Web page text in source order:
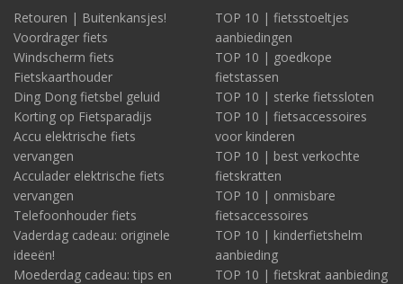
Retouren | Buitenkansjes!
Voordrager fiets
Windscherm fiets
Fietskaarthouder
Ding Dong fietsbel geluid
Korting op Fietsparadijs
Accu elektrische fiets
vervangen
Acculader elektrische fiets
vervangen
Telefoonhouder fiets
Vaderdag cadeau: originele
ideeën!
Moederdag cadeau: tips en
TOP 10 | fietsstoeltjes
aanbiedingen
TOP 10 | goedkope
fietstassen
TOP 10 | sterke fietssloten
TOP 10 | fietsaccessoires
voor kinderen
TOP 10 | best verkochte
fietskratten
TOP 10 | onmisbare
fietsaccessoires
TOP 10 | kinderfietshelm
aanbieding
TOP 10 | fietskrat aanbieding